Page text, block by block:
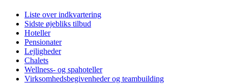
Liste over indkvartering
Sidste øjebliks tilbud
Hoteller
Pensionater
Lejligheder
Chalets
Wellness- og spahoteller
Virksomhedsbegivenheder og teambuilding